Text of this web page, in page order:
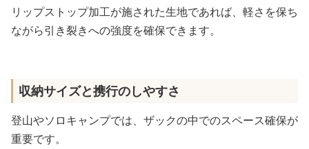
リップストップ加工が施された生地であれば、軽さを保ち
ながら引き裂きへの強度を確保できます。
収納サイズと携行のしやすさ
登山やソロキャンプでは、ザックの中でのスペース確保が
重要です。